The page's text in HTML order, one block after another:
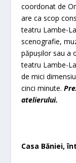
coordonat de
are ca scop
teatru Lambe-
scenografie,
păpușilor sau a
teatru Lambe-
de mici
cinci minute.
atelierului.
Casa Băniei,